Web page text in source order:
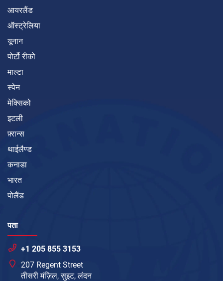
आयरलैंड
ऑस्ट्रेलिया
यूनान
पोर्टो रीको
माल्टा
स्पेन
मेक्सिको
इटली
फ़्रान्स
थाईलैण्ड
कनाडा
भारत
पोलैंड
पता
+1 205 855 3153
207 Regent Street
तीसरी मंज़िल, सुइट, लंदन